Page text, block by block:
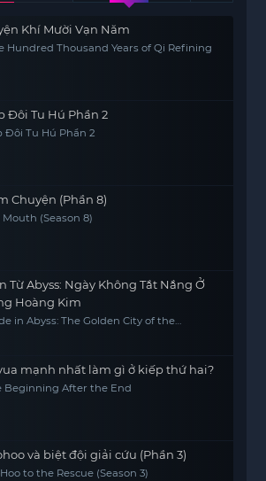
Khí Mười Vạn Năm
Hundred Thousand Years of Qi Refining
Đôi Tu Hú Phần 2
Đôi Tu Hú Phần 2
Chuyện (Phần 8)
Mouth (Season 8)
Từ Abyss: Ngày Không Tắt Nắng Ở
Hoàng Kim
in Abyss: The Golden City of the
mạnh nhất làm gì ở kiếp thứ hai?
Beginning After the End
và biệt đội giải cứu (Phần 3)
to the Rescue (Season 3)